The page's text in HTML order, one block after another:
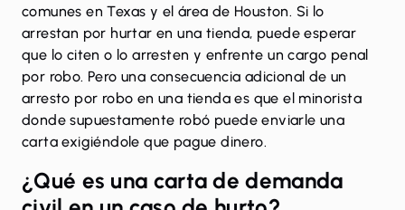
comunes en Texas y el área de Houston. Si lo
arrestan por hurtar en una tienda, puede esperar
que lo citen o lo arresten y enfrente un cargo penal
por robo. Pero una consecuencia adicional de un
arresto por robo en una tienda es que el minorista
donde supuestamente robó puede enviarle una
carta exigiéndole que pague dinero.
¿Qué es una carta de demanda